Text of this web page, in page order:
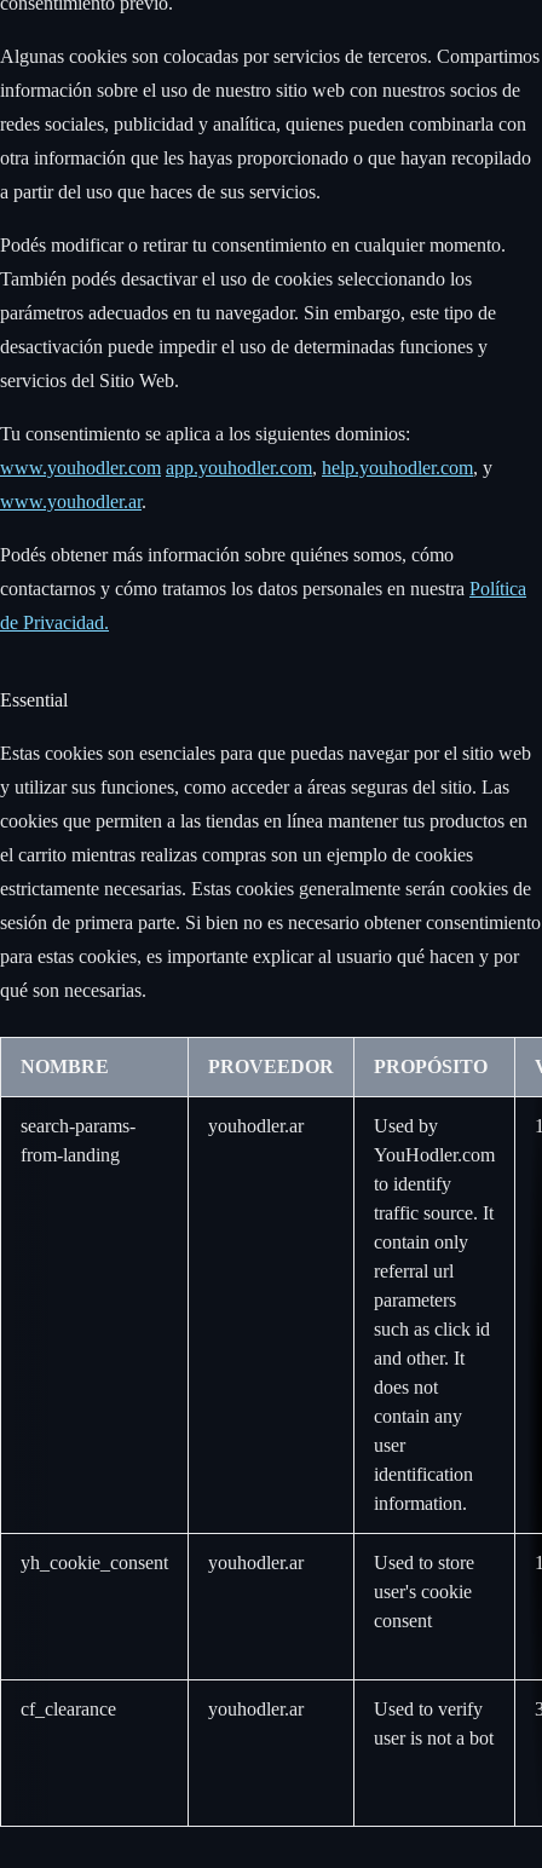
Algunas cookies son colocadas por servicios de terceros. Compartimos
información sobre el uso de nuestro sitio web con nuestros socios de
redes sociales, publicidad y analítica, quienes pueden combinarla con
otra información que les hayas proporcionado o que hayan recopilado
a partir del uso que haces de sus servicios.
Podés modificar o retirar tu consentimiento en cualquier momento.
También podés desactivar el uso de cookies seleccionando los
parámetros adecuados en tu navegador. Sin embargo, este tipo de
desactivación puede impedir el uso de determinadas funciones y
servicios del Sitio Web. ‍
Tu consentimiento se aplica a los siguientes dominios:
www.youhodler.com app.youhodler.com, help.youhodler.com, y
www.youhodler.ar. ‍
Podés obtener más información sobre quiénes somos, cómo
contactarnos y cómo tratamos los datos personales en nuestra Política
de Privacidad.
Essential
Estas cookies son esenciales para que puedas navegar por el sitio web
y utilizar sus funciones, como acceder a áreas seguras del sitio. Las
cookies que permiten a las tiendas en línea mantener tus productos en
el carrito mientras realizas compras son un ejemplo de cookies
estrictamente necesarias. Estas cookies generalmente serán cookies de
sesión de primera parte. Si bien no es necesario obtener consentimiento
para estas cookies, es importante explicar al usuario qué hacen y por
qué son necesarias.
NOMBRE PROVEEDOR PROPÓSITO
search-params-
from-landing
youhodler.ar
Used by
YouHodler.com
to identify
traffic source. It
contain only
referral url
parameters
such as click id
and other. It
does not
contain any
user
identification
information.
yh_cookie_consent youhodler.ar
Used to store
user's cookie
consent
cf_clearance youhodler.ar
Used to verify
user is not a bot